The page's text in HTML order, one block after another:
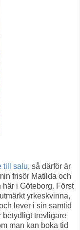
till salu, så därför är
frisör Matilda och
i Göteborg. Först
yrkeskvinna,
lever i sin samtid
betydligt trevligare
man kan boka tid